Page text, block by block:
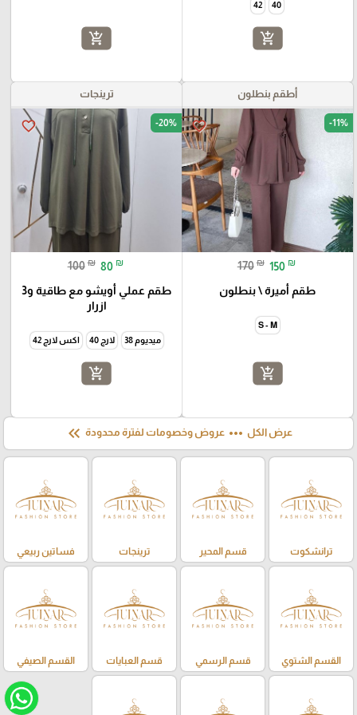
40
42
add_shopping_cart
add_shopping_cart
أطقم بنطلون
favorite_border -11%
170 ₪ 150 ₪
طقم أميرة \ بنطلون
S - M
add_shopping_cart
ترينجات
favorite_border -20%
100 ₪ 80 ₪
طقم عملي أويشو مع طاقية و3
ازرار
ميديوم 38 لارج 40 اكس لارج 42
add_shopping_cart
عرض الكل more_horiz عروض وخصومات لفترة محدودة keyboard_double_arrow_left
ترانشكوت قسم المحير ترينجات فساتين ربيعي
القسم الشتوي قسم الرسمي قسم العبايات القسم الصيفي